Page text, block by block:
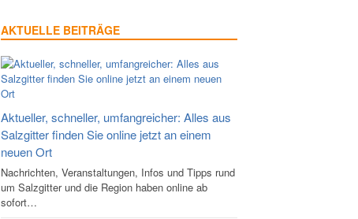
AKTUELLE BEITRÄGE
Aktueller, schneller, umfangreicher: Alles aus
Salzgitter finden Sie online jetzt an einem
neuen Ort
Nachrichten, Veranstaltungen, Infos und Tipps rund
um Salzgitter und die Region haben online ab
sofort…